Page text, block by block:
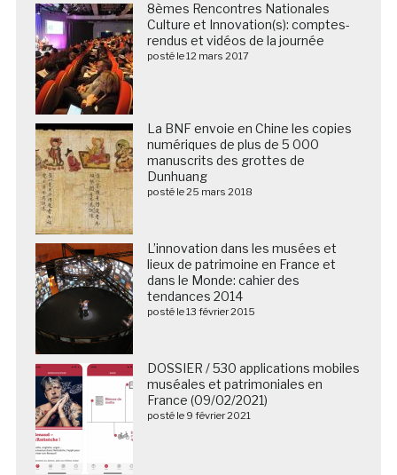
8èmes Rencontres Nationales
Culture et Innovation(s): comptes-
rendus et vidéos de la journée
posté le 12 mars 2017
La BNF envoie en Chine les copies
numériques de plus de 5 000
manuscrits des grottes de
Dunhuang
posté le 25 mars 2018
L’innovation dans les musées et
lieux de patrimoine en France et
dans le Monde: cahier des
tendances 2014
posté le 13 février 2015
DOSSIER / 530 applications mobiles
muséales et patrimoniales en
France (09/02/2021)
posté le 9 février 2021